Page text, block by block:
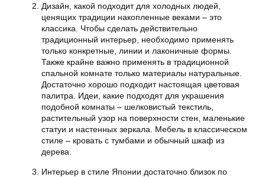
Дизайн, какой подходит для холодных людей,
ценящих традиции накопленные веками – это
классика. Чтобы сделать действительно
традиционный интерьер, необходимо применять
только конкретные, линии и лаконичные формы.
Также крайне важно применять в традиционной
спальной комнате только материалы натуральные.
Достаточно хорошо подходит настоящая цветовая
палитра. Идеи, какие подходят для украшения
подобной комнаты – шелковистый текстиль,
растительный узор на поверхности стен, маленькие
статуи и настенных зеркала. Мебель в классическом
стиле – кровать с тумбами и обычный шкаф из
дерева.
Интерьер в стиле Японии достаточно близок по